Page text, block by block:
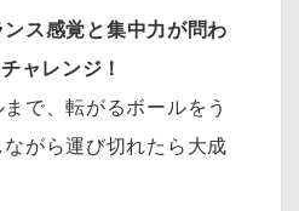
ンス感覚と集中力が問わ
ャレンジ！
で、転がるボールをう
がら運び切れたら大成